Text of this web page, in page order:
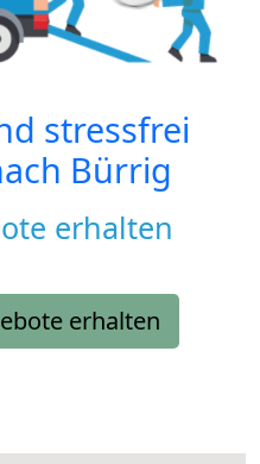
stressfrei
Bürrig
erhalten
erhalten